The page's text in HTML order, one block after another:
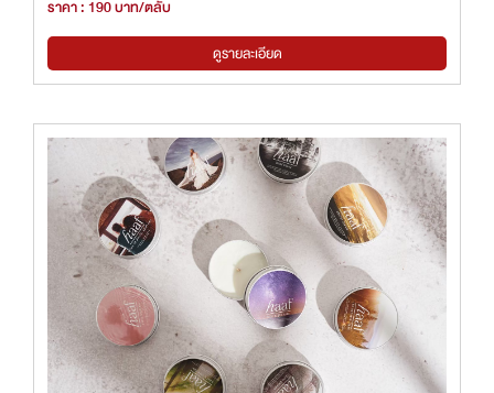
ราคา : 190 บาท/ตลับ
ดูรายละเอียด